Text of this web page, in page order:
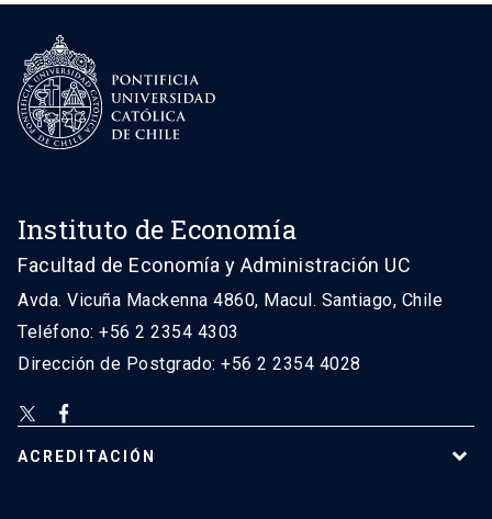
Instituto de Economía
Facultad de Economía y Administración UC
Avda. Vicuña Mackenna 4860, Macul. Santiago, Chile
Teléfono: +56 2 2354 4303
Dirección de Postgrado: +56 2 2354 4028
ACREDITACIÓN